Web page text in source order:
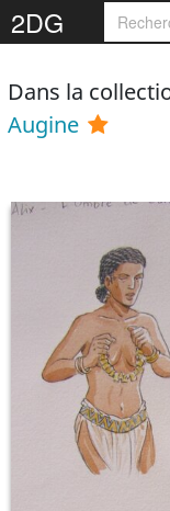
2DG
Dans la
Augine